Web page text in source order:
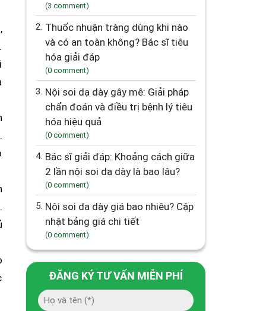
(3 comment)
2. Thuốc nhuận tràng dùng khi nào
và có an toàn không? Bác sĩ tiêu
hóa giải đáp
(0 comment)
3. Nội soi dạ dày gây mê: Giải pháp
chẩn đoán và điều trị bệnh lý tiêu
hóa hiệu quả
(0 comment)
4. Bác sĩ giải đáp: Khoảng cách giữa
2 lần nội soi dạ dày là bao lâu?
(0 comment)
5. Nội soi dạ dày giá bao nhiêu? Cập
nhật bảng giá chi tiết
(0 comment)
ĐĂNG KÝ TƯ VẤN MIỄN PHÍ